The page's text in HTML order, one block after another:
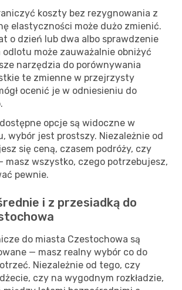
koszty bez rezygnowania z
elastyczności może dużo zmienić.
o dzień lub dwa albo sprawdzenie
może zauważalnie obniżyć
narzędzia do porównywania
te zmienne w przejrzysty
ocenić je w odniesieniu do
opcje są widoczne w
wybór jest prostszy. Niezależnie od
się ceną, czasem podróży, czy
masz wszystko, czego potrzebujesz,
pewnie.
i z przesiadką do
do miasta Czestochowa są
— masz realny wybór co do
Niezależnie od tego, czy
czy na wygodnym rozkładzie,